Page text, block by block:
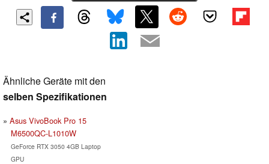
Ähnliche Geräte mit den
selben Spezifikationen
Asus VivoBook Pro 15
M6500QC-L1010W
GeForce RTX 3050 4GB Laptop
GPU